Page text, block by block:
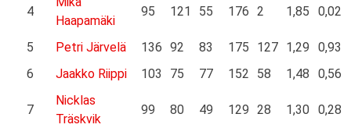
4
Haapamäki
95 121 55 176 2 1,85 0,02
5 Petri Järvelä 136 92 83 175 127 1,29
0,93
6
Jaakko Riippi 103 75 77 152 58 1,48 0,56
7
Nicklas
Träskvik
99 80 49 129 28 1,30 0,28